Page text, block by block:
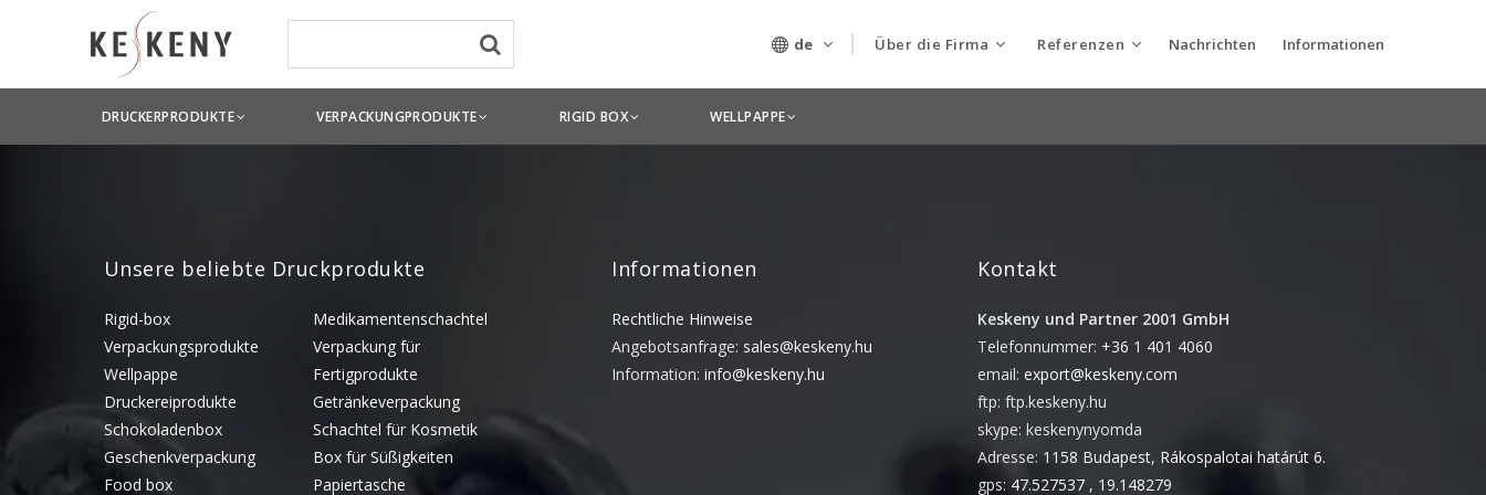
Utolsó hírek
Übermitteln der Druckdaten
Veränderung der
de Über die Firma Referenzen Nachrichten Informationen
DRUCKERPRODUKTE VERPACKUNGPRODUKTE RIGID BOX WELLPAPPE
Unsere beliebte Druckprodukte
Rigid-box
Verpackungsprodukte
Wellpappe
Druckereiprodukte
Schokoladenbox
Geschenkverpackung
Food box
Medikamentenschachtel
Verpackung für
Fertigprodukte
Getränkeverpackung
Schachtel für Kosmetik
Box für Süßigkeiten
Papiertasche
Informationen
Rechtliche Hinweise
Angebotsanfrage: sales@keskeny.hu
Information:info@keskeny.hu
Kontakt
Keskeny und Partner 2001 GmbH
Telefonnummer: +36 1 401 4060
email:export@keskeny.com
ftp: ftp.keskeny.hu
skype: keskenynyomda
Adresse: 1158 Budapest, Rákospalotai határút 6.
gps: 47.527537 , 19.148279